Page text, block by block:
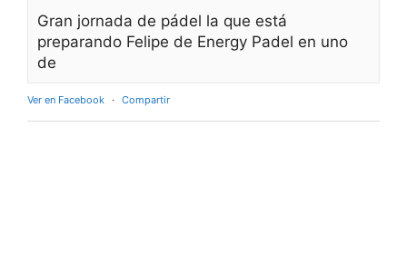
Gran jornada de pádel la que está
preparando Felipe de Energy Padel en uno
de
Ver en Facebook · Compartir